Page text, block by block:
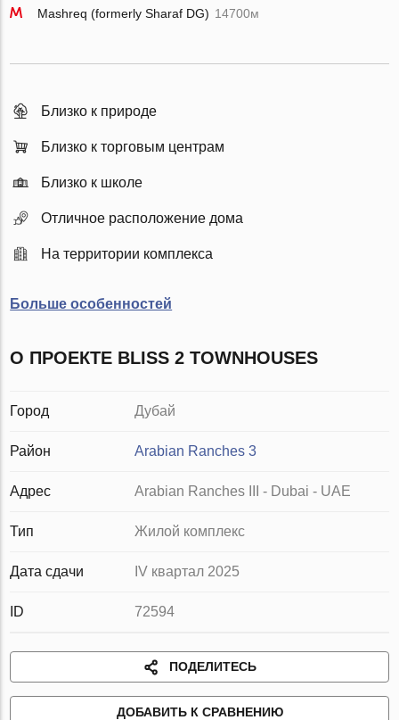
Mashreq (formerly Sharaf DG) 14700м
Близко к природе
Близко к торговым центрам
Близко к школе
Отличное расположение дома
На территории комплекса
Больше особенностей
О ПРОЕКТЕ BLISS 2 TOWNHOUSES
Город Дубай
Район Arabian Ranches 3
Адрес Arabian Ranches III - Dubai - UAE
Тип Жилой комплекс
Дата сдачи IV квартал 2025
ID 72594
ПОДЕЛИТЕСЬ
ДОБАВИТЬ К СРАВНЕНИЮ